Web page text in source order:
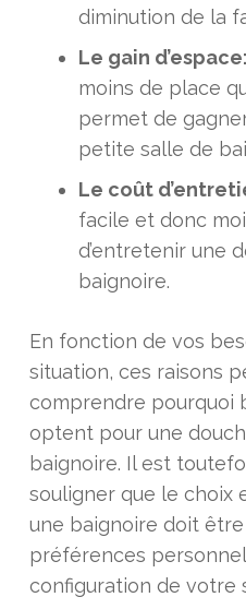
diminution de la
Le gain d’espace:
moins de place
permet de
petite salle de
Le coût
facile et donc
d’entretenir une
baignoire.
En fonction de vos
situation, ces raisons
comprendre pourquoi
optent pour une
baignoire. Il est
souligner que le choix
une baignoire doit
préférences
configuration de votre